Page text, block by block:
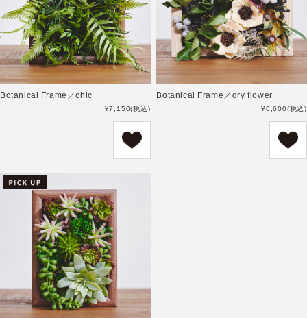
Botanical Frame／chic
¥7,150(税込)
Botanical Frame／dry flower
¥6,600(税込)